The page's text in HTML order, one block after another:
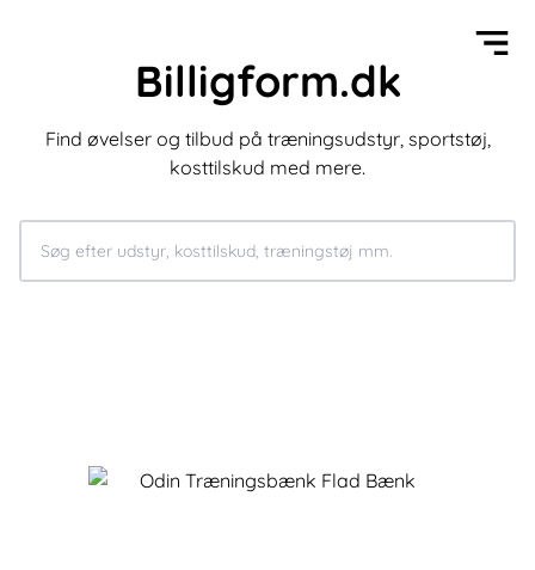
Billigform.dk
Find øvelser og tilbud på træningsudstyr, sportstøj,
kosttilskud med mere.